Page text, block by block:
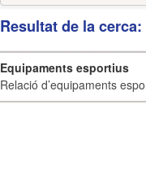
Resultat de la
Equipaments esportius
Relació d’equipaments